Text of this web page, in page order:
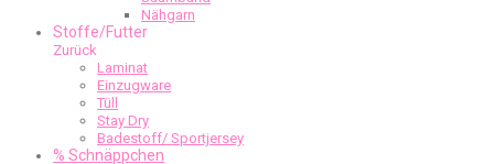
Nähgarn
Stoffe/Futter
Zurück
Laminat
Einzugware
Tüll
Stay Dry
Badestoff/ Sportjersey
% Schnäppchen